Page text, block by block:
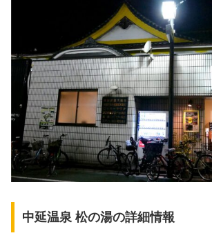
中延温泉 松の湯の詳細情報